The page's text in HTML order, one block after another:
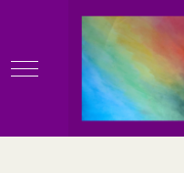
Mobile Menu Toggle